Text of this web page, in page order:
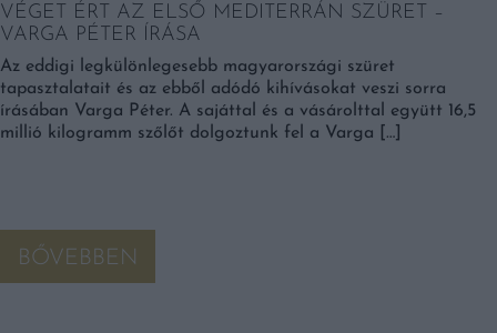
VÉGET ÉRT AZ ELSŐ MEDITERRÁN SZÜRET –
VARGA PÉTER ÍRÁSA
Az eddigi legkülönlegesebb magyarországi szüret
tapasztalatait és az ebből adódó kihívásokat veszi sorra
írásában Varga Péter. A sajáttal és a vásárolttal együtt 16,5
millió kilogramm szőlőt dolgoztunk fel a Varga […]
BŐVEBBEN